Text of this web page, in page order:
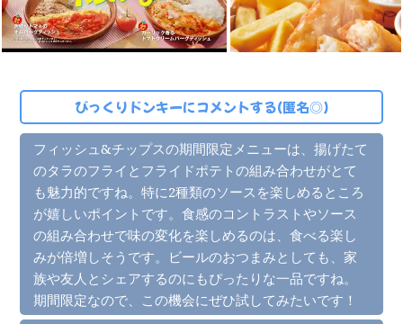
びっくりドンキーにコメントする(匿名◎)
フィッシュ&チップスの期間限定メニューは、揚げたて
のタラのフライとフライドポテトの組み合わせがとて
も魅力的ですね。特に2種類のソースを楽しめるところ
が嬉しいポイントです。食感のコントラストやソース
の組み合わせで味の変化を楽しめるのは、食べる楽し
みが倍増しそうです。ビールのおつまみとしても、家
族や友人とシェアするのにもぴったりな一品ですね。
期間限定なので、この機会にぜひ試してみたいです！